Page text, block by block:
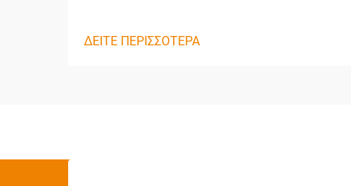
ΔΕΙΤΕ ΠΕΡΙΣΣΟΤΕΡΑ